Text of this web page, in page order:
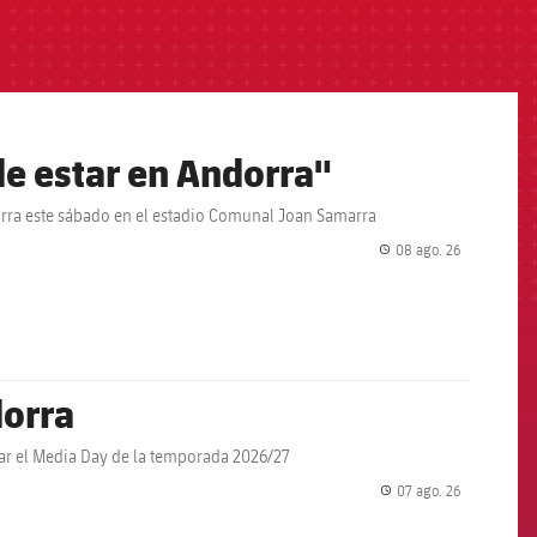
estar en Andorra"
este sábado en el estadio Comunal Joan Samarra
08 ago. 26
el Media Day de la temporada 2026/27
07 ago. 26